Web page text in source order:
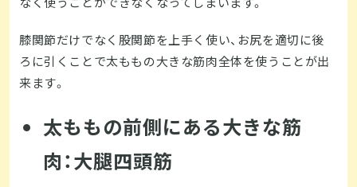
膝関節だけでなく股関節を上手く使い、お尻を適切に後
ろに引くことで太ももの大きな筋肉全体を使うことが出
来ます。
太ももの前側にある大きな筋
肉：大腿四頭筋